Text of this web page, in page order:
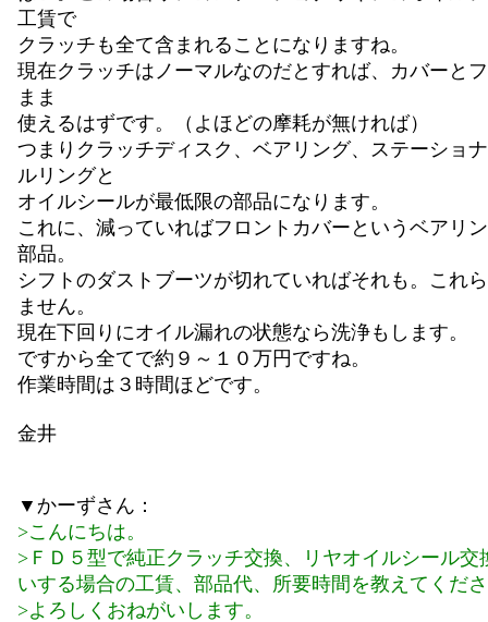
工賃で
クラッチも全て含まれることになりますね。
現在クラッチはノーマルなのだとすれば、カバーと
まま
使えるはずです。（よほどの摩耗が無ければ）
つまりクラッチディスク、ベアリング、ステーショ
ルリングと
オイルシールが最低限の部品になります。
これに、減っていればフロントカバーというベアリ
部品。
シフトのダストブーツが切れていればそれも。これ
ません。
現在下回りにオイル漏れの状態なら洗浄もします。
ですから全てで約９～１０万円ですね。
作業時間は３時間ほどです。
金井
▼かーずさん：
>こんにちは。
>ＦＤ５型で純正クラッチ交換、リヤオイルシール交
いする場合の工賃、部品代、所要時間を教えてくだ
>よろしくおねがいします。